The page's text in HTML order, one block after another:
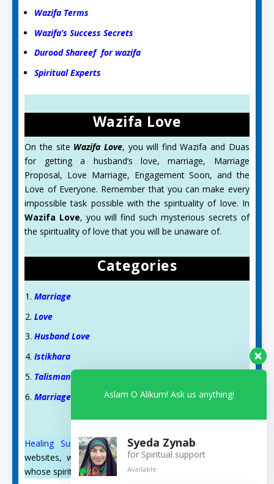
Wazifa Terms
Wazifa’s Success Secrets
Durood Shareef for wazifa
Spiritual Experts
Wazifa Love
On the site Wazifa Love, you will find Wazifa and Duas
for getting a husband’s love, marriage, Marriage
Proposal, Love Marriage, Engagement Soon, and the
Love of Everyone. Remember that you can make every
impossible task possible with the spirituality of love. In
Wazifa Love, you will find such mysterious secrets of
the spirituality of love that you will be unaware of.
Categories
Marriage
Love
Husband Love
Istikhara
Talisman
Marriage Talisman
Healing Supportand Qurani Duaare also on our
websites, where you will find such wazifas and duas
whose spiritual blessings we have witnessed.
Aslam O Alikum! Ask us anything!
Syeda Zynab
for Spiritual support
Available